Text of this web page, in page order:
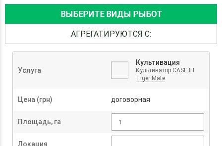
ВЫБЕРИТЕ ВИДЫ РЫБОТ
АГРЕГАТИРУЮТСЯ С:
Услуга
Культивация
Культиватор CASE IH
Tiger Mate
Цена (грн) договорная
Площадь, га
Локация